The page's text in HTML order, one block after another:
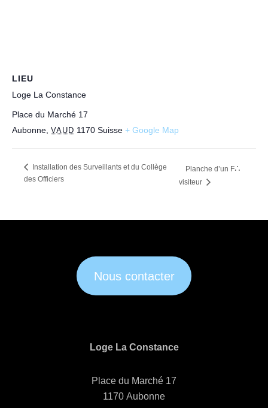
LIEU
Loge La Constance
Place du Marché 17
Aubonne VAUD 1170 Suisse + Google Map
Installation des Surveillants et du Collège
des Officiers
Planche d’un F∴
visiteur
Nous contacter
Loge La Constance
Place du Marché 17
1170 Aubonne